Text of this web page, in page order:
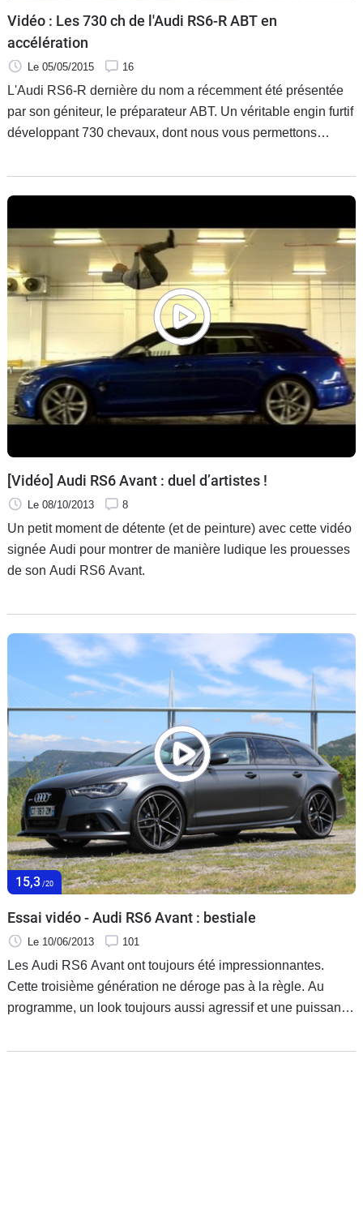
Vidéo : Les 730 ch de l'Audi RS6-R ABT en
accélération
Le 05/05/2015 16
L'Audi RS6-R dernière du nom a récemment été présentée
par son géniteur, le préparateur ABT. Un véritable engin furtif
développant 730 chevaux, dont nous vous permettons
[Vidéo] Audi RS6 Avant : duel d’artistes !
Le 08/10/2013 8
Un petit moment de détente (et de peinture) avec cette vidéo
signée Audi pour montrer de manière ludique les prouesses
de son Audi RS6 Avant.
15,3 /20
Essai vidéo - Audi RS6 Avant : bestiale
Le 10/06/2013 101
Les Audi RS6 Avant ont toujours été impressionnantes.
Cette troisième génération ne déroge pas à la règle. Au
programme, un look toujours aussi agressif et une puissance